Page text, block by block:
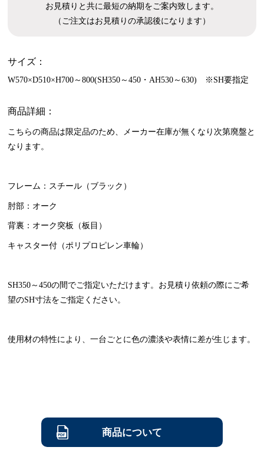
お見積りと共に最短の納期をご案内致します。
（ご注文はお見積りの承認後になります）
サイズ：
W570×D510×H700～800(SH350～450・AH530～630) ※SH要指定
商品詳細：
こちらの商品は限定品のため、メーカー在庫が無くなり次第廃盤と
なります。
フレーム：スチール（ブラック）
肘部：オーク
背裏：オーク突板（板目）
キャスター付（ポリプロピレン車輪）
SH350～450の間でご指定いただけます。お見積り依頼の際にご希
望のSH寸法をご指定ください。
使用材の特性により、一台ごとに色の濃淡や表情に差が生じます。
商品について